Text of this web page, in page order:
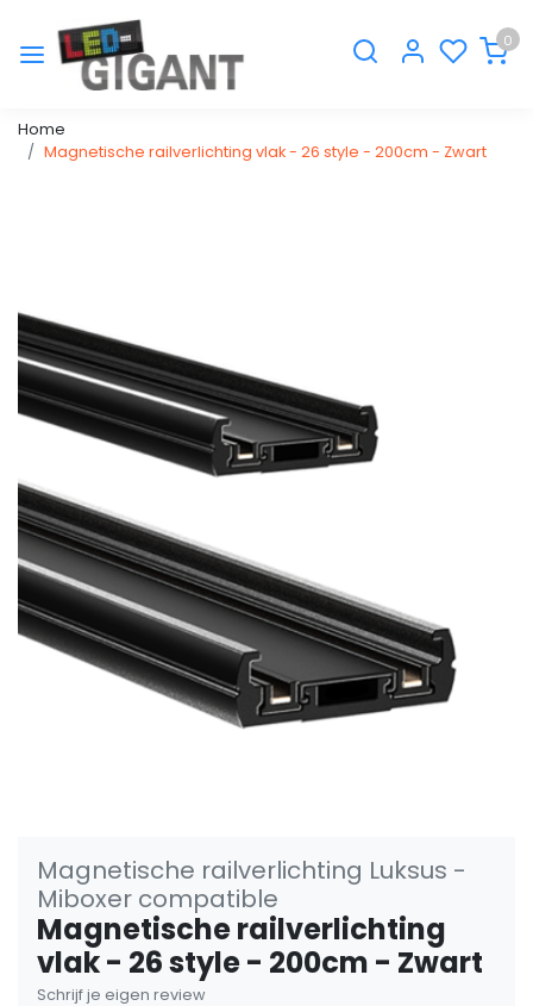
0
Home
Magnetische railverlichting vlak - 26 style - 200cm - Zwart
Magnetische railverlichting Luksus -
Miboxer compatible
Magnetische railverlichting
vlak - 26 style - 200cm - Zwart
Schrijf je eigen review